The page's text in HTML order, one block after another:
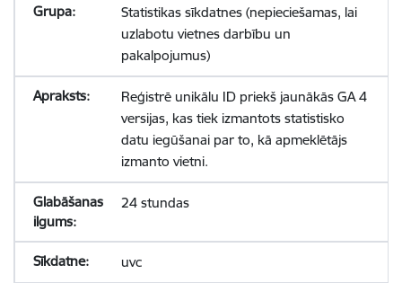
Statistikas sīkdatnes (nepieciešamas, lai
uzlabotu vietnes darbību un
pakalpojumus)
Reģistrē unikālu ID priekš jaunākās GA 4
versijas, kas tiek izmantots statistisko
datu iegūšanai par to, kā apmeklētājs
izmanto vietni.
24 stundas
uvc